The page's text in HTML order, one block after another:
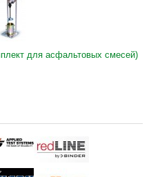
для асфальтовых смесей)